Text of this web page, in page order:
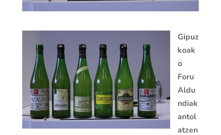
Gipuz
koak
o
Foru
Aldu
ndiak
antol
atzen